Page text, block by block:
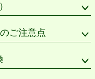
ご注意点